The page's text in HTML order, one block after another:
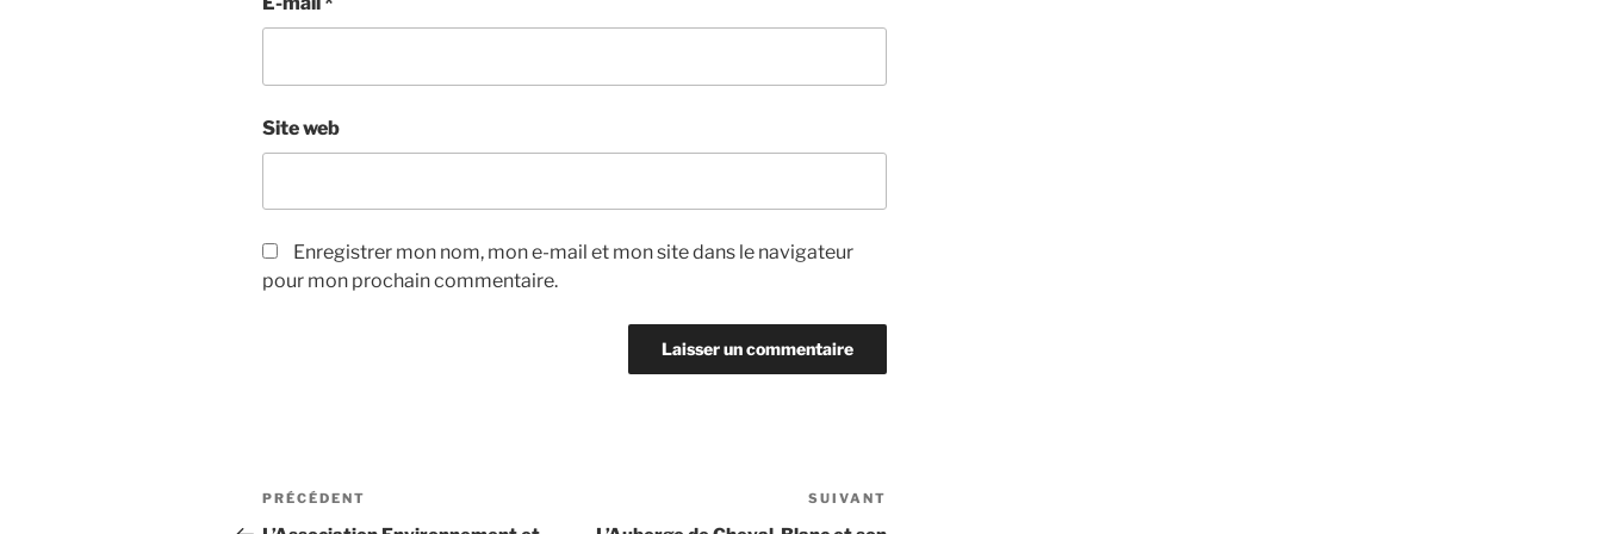
Site web
Enregistrer mon nom, mon e-mail et mon site dans le navigateur
pour mon prochain commentaire.
PRÉCÉDENT SUIVANT